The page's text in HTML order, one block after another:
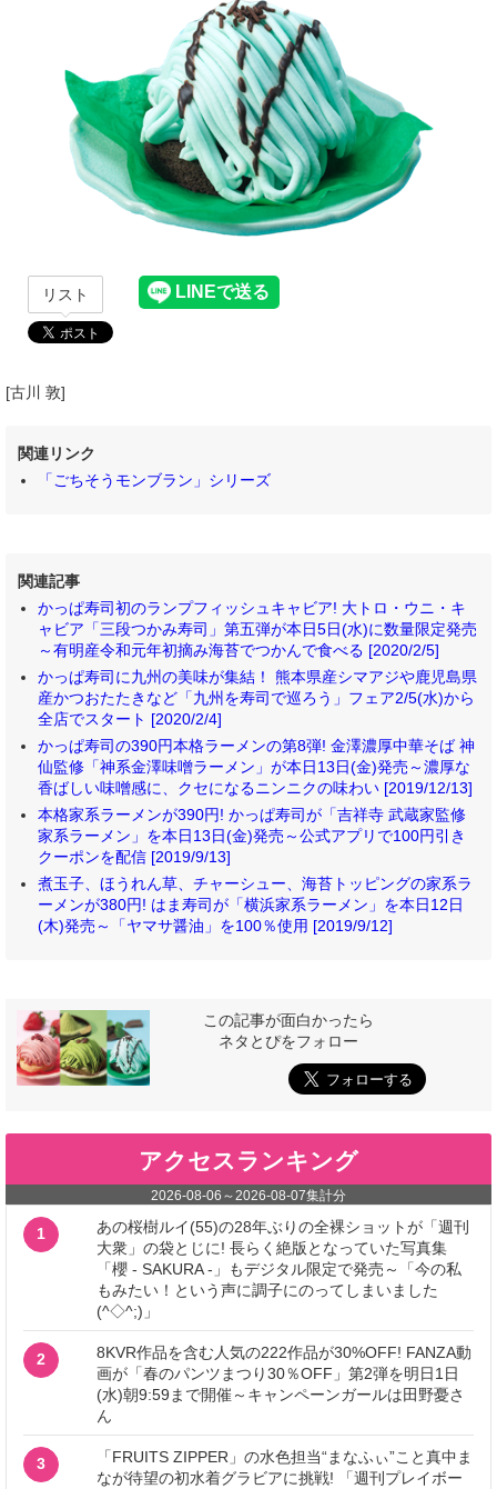
リスト
[古川 敦]
関連リンク
「ごちそうモンブラン」シリーズ
関連記事
かっぱ寿司初のランプフィッシュキャビア! 大トロ・ウニ・キ
ャビア「三段つかみ寿司」第五弾が本日5日(水)に数量限定発売
～有明産令和元年初摘み海苔でつかんで食べる [2020/2/5]
かっぱ寿司に九州の美味が集結！ 熊本県産シマアジや鹿児島県
産かつおたたきなど「九州を寿司で巡ろう」フェア2/5(水)から
全店でスタート [2020/2/4]
かっぱ寿司の390円本格ラーメンの第8弾! 金澤濃厚中華そば 神
仙監修「神系金澤味噌ラーメン」が本日13日(金)発売～濃厚な
香ばしい味噌感に、クセになるニンニクの味わい [2019/12/13]
本格家系ラーメンが390円! かっぱ寿司が「吉祥寺 武蔵家監修
家系ラーメン」を本日13日(金)発売～公式アプリで100円引き
クーポンを配信 [2019/9/13]
煮玉子、ほうれん草、チャーシュー、海苔トッピングの家系ラ
ーメンが380円! はま寿司が「横浜家系ラーメン」を本日12日
(木)発売～「ヤマサ醤油」を100％使用 [2019/9/12]
この記事が面白かったら
ネタとぴをフォロー
アクセスランキング
2026-08-06 ～2026-08-07集計分
1
あの桜樹ルイ(55)の28年ぶりの全裸ショットが「週刊
大衆」の袋とじに! 長らく絶版となっていた写真集
「櫻 - SAKURA -」もデジタル限定で発売～「今の私
もみたい！という声に調子にのってしまいました
(^◇^;)」
2
8KVR作品を含む人気の222作品が30%OFF! FANZA動
画が「春のパンツまつり30％OFF」第2弾を明日1日
(水)朝9:59まで開催～キャンペーンガールは田野憂さ
ん
3
「FRUITS ZIPPER」の水色担当“まなふぃ”こと真中ま
なが待望の初水着グラビアに挑戦! 「週刊プレイボー